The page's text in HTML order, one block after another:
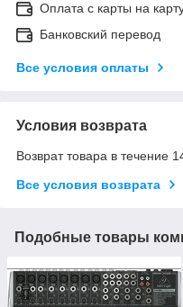
Оплата с карты на
Банковский перевод
Все условия оплаты
Условия возврата
Возврат товара в течение
Все условия возврата
Подобные товары